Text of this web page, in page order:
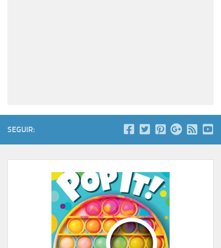
SEGUIR: